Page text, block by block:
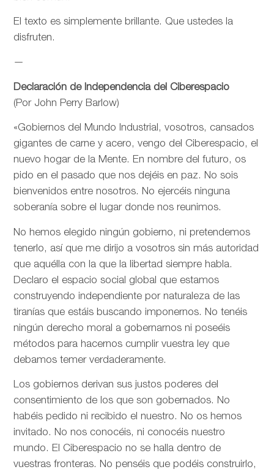
El texto es simplemente brillante. Que ustedes la
disfruten.
—
Declaración de Independencia del Ciberespacio
(Por John Perry Barlow)
«Gobiernos del Mundo Industrial, vosotros, cansados
gigantes de carne y acero, vengo del Ciberespacio, el
nuevo hogar de la Mente. En nombre del futuro, os
pido en el pasado que nos dejéis en paz. No sois
bienvenidos entre nosotros. No ejercéis ninguna
soberanía sobre el lugar donde nos reunimos.
No hemos elegido ningún gobierno, ni pretendemos
tenerlo, así que me dirijo a vosotros sin más autoridad
que aquélla con la que la libertad siempre habla.
Declaro el espacio social global que estamos
construyendo independiente por naturaleza de las
tiranías que estáis buscando imponernos. No tenéis
ningún derecho moral a gobernarnos ni poseéis
métodos para hacernos cumplir vuestra ley que
debamos temer verdaderamente.
Los gobiernos derivan sus justos poderes del
consentimiento de los que son gobernados. No
habéis pedido ni recibido el nuestro. No os hemos
invitado. No nos conocéis, ni conocéis nuestro
mundo. El Ciberespacio no se halla dentro de
vuestras fronteras. No penséis que podéis construirlo,